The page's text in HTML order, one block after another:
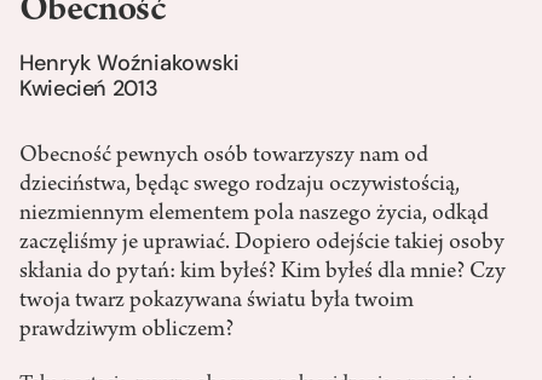
Obecność
Henryk Woźniakowski
Kwiecień 2013
Obecność pewnych osób towarzyszy nam od
dzieciństwa, będąc swego rodzaju oczywistością,
niezmiennym elementem pola naszego życia, odkąd
zaczęliśmy je uprawiać. Dopiero odejście takiej osoby
skłania do pytań: kim byłeś? Kim byłeś dla mnie? Czy
twoja twarz pokazywana światu była twoim
prawdziwym obliczem?